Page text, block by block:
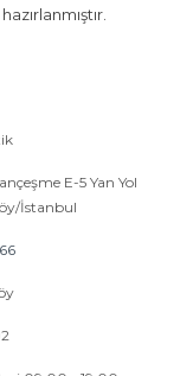
E-5 Yan Yol
İstanbul